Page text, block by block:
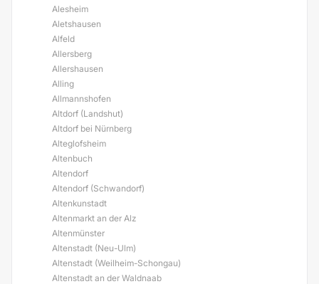
Alesheim
Aletshausen
Alfeld
Allersberg
Allershausen
Alling
Allmannshofen
Altdorf (Landshut)
Altdorf bei Nürnberg
Alteglofsheim
Altenbuch
Altendorf
Altendorf (Schwandorf)
Altenkunstadt
Altenmarkt an der Alz
Altenmünster
Altenstadt (Neu-Ulm)
Altenstadt (Weilheim-Schongau)
Altenstadt an der Waldnaab